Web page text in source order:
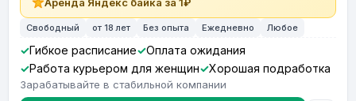
Свободный от 18 лет Без опыта Ежедневно Любое
Гибкое расписание
Оплата ожидания
Работа курьером для женщин
Хорошая подработка
Зарабатывайте в стабильной компании